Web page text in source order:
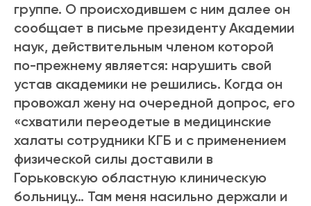
группе. О происходившем с ним далее он
сообщает в письме президенту Академии
наук, действительным членом которой
по-прежнему является: нарушить свой
устав академики не решились. Когда он
провожал жену на очередной допрос, его
«схватили переодетые в медицинские
халаты сотрудники КГБ и с применением
физической силы доставили в
Горьковскую областную клиническую
больницу… Там меня насильно держали и